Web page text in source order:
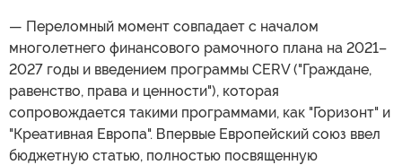
— Переломный момент совпадает с началом
многолетнего финансового рамочного плана на 2021–
2027 годы и введением программы CERV ("Граждане,
равенство, права и ценности"), которая
сопровождается такими программами, как "Горизонт" и
"Креативная Европа". Впервые Европейский союз ввел
бюджетную статью, полностью посвященную